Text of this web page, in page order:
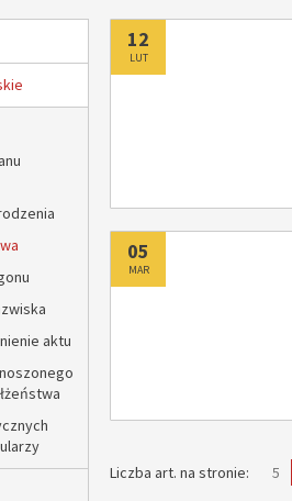
aktu
Dodano
12
LUT
Dodano
05
MAR
Liczba art. na stronie 5